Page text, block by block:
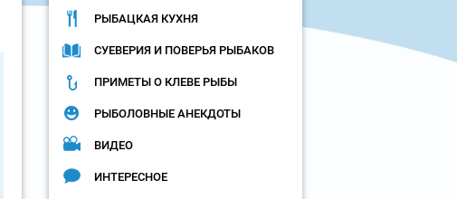
РЫБАЦКАЯ КУХНЯ
СУЕВЕРИЯ И ПОВЕРЬЯ РЫБАКОВ
ПРИМЕТЫ О КЛЕВЕ РЫБЫ
РЫБОЛОВНЫЕ АНЕКДОТЫ
ВИДЕО
ИНТЕРЕСНОЕ